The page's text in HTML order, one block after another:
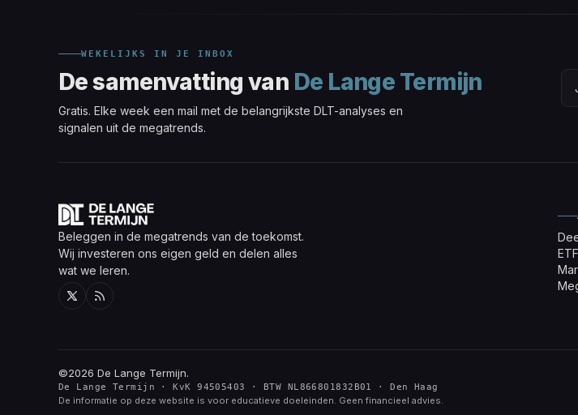
WEKELIJKS IN JE INBOX
De samenvatting van De Lange Termijn
Gratis. Elke week een mail met de belangrijkste DLT-analyses en
signalen uit de megatrends.
Beleggen in de megatrends van de toekomst.
Wij investeren ons eigen geld en delen alles
wat we leren.
©2026 De Lange Termijn.
De Lange Termijn · KvK 94505403 · BTW NL866801832B01 · Den Haag
De informatie op deze website is voor educatieve doeleinden. Geen financieel advies.